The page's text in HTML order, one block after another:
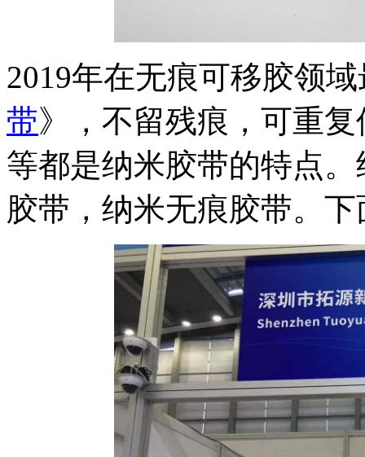
2019年在无痕可移胶领
带》，不留残痕，可重
等都是纳米胶带的特点
胶带，纳米无痕胶带。